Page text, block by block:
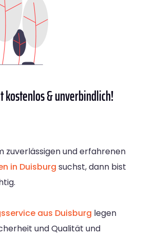
kostenlos & unverbindlich!
zuverlässigen und erfahrenen
in Duisburg suchst, dann bist
aus Duisburg legen
und Qualität und